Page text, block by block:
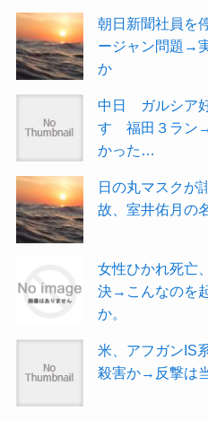
朝日新聞社員を
ージャン問題→
か
中日 ガルシア
す 福田３ラン→
かった…
日の丸マスクが
故、室井佑月の
女性ひかれ死亡
決→こんなのを
か。
米、アフガンIS
殺害か→反撃は